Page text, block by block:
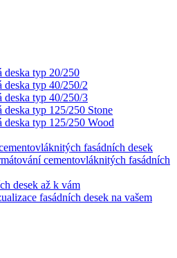
deska typ 20/250
deska typ 40/250/2
deska typ 40/250/3
deska typ 125/250 Stone
deska typ 125/250 Wood
fasádních desek
cementovláknitých fasádních
desek až k vám
fasádních desek na vašem